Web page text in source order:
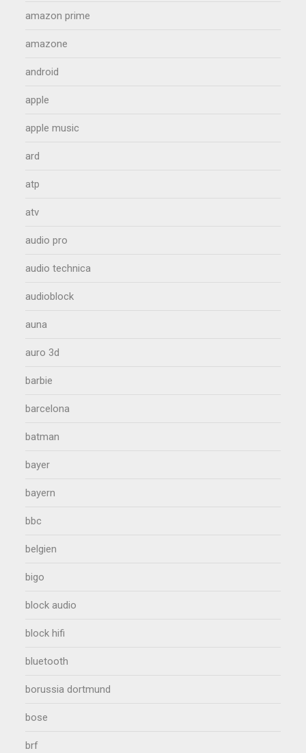
amazon prime
amazone
android
apple
apple music
ard
atp
atv
audio pro
audio technica
audioblock
auna
auro 3d
barbie
barcelona
batman
bayer
bayern
bbc
belgien
bigo
block audio
block hifi
bluetooth
borussia dortmund
bose
brf